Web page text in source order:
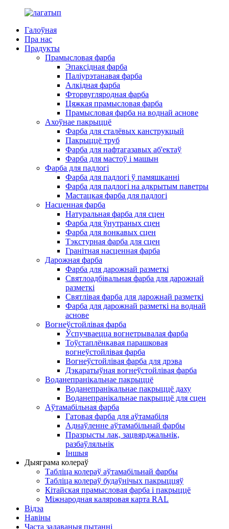
Галоўная
Пра нас
Прадукты
Прамысловая фарба
Эпаксідная фарба
Паліурэтанавая фарба
Алкідная фарба
Фторвугляродная фарба
Цяжкая прамысловая фарба
Прамысловая фарба на воднай аснове
Ахоўнае пакрыццё
Фарба для сталёвых канструкцый
Пакрыццё труб
Фарба для нафтагазавых аб'ектаў
Фарба для мастоў і машын
Фарба для падлогі
Фарба для падлогі ў памяшканні
Фарба для падлогі на адкрытым паветры
Мастацкая фарба для падлогі
Насценная фарба
Натуральная фарба для сцен
Фарба для ўнутраных сцен
Фарба для вонкавых сцен
Тэкстурная фарба для сцен
Гранітная насценная фарба
Дарожная фарба
Фарба для дарожнай разметкі
Святлоадбівальная фарба для дарожнай
разметкі
Святлівая фарба для дарожнай разметкі
Фарба для дарожнай разметкі на воднай
аснове
Вогнеўстойлівая фарба
Ўспучваецца вогнетрывалая фарба
Тоўстаплёнкавая парашковая
вогнеўстойлівая фарба
Вогнеўстойлівая фарба для дрэва
Дэкаратыўная вогнеўстойлівая фарба
Воданепранікальнае пакрыццё
Воданепранікальнае пакрыццё даху
Воданепранікальнае пакрыццё для сцен
Аўтамабільная фарба
Гатовая фарба для аўтамабіля
Аднаўленне аўтамабільнай фарбы
Празрысты лак, зацвярджальнік,
разбаўляльнік
Іншыя
Дыяграма колераў
Табліца колераў аўтамабільнай фарбы
Табліца колераў будаўнічых пакрыццяў
Кітайская прамысловая фарба і пакрыццё
Міжнародная каляровая карта RAL
Відэа
Навіны
Часта задаваныя пытанні